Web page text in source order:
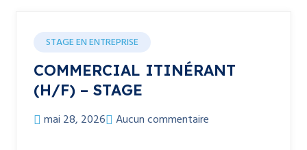
STAGE EN ENTREPRISE
COMMERCIAL ITINÉRANT
(H/F) – STAGE
mai 28, 2026 Aucun commentaire